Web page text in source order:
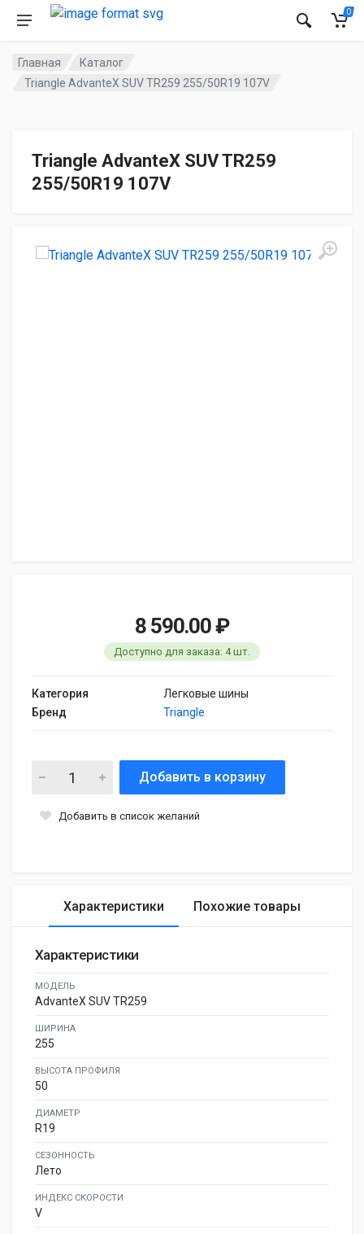
0
Главная
Каталог
Triangle AdvanteX SUV TR259 255/50R19 107V
Triangle AdvanteX SUV TR259
255/50R19 107V
8 590.00 ₽
Доступно для заказа: 4 шт.
Категория
Легковые шины
Бренд
Triangle
Добавить в корзину
Добавить в список желаний
Характеристики Похожие товары
Характеристики
МОДЕЛЬ
AdvanteX SUV TR259
ШИРИНА
255
ВЫСОТА ПРОФИЛЯ
50
ДИАМЕТР
R19
СЕЗОННОСТЬ
Лето
ИНДЕКС СКОРОСТИ
V